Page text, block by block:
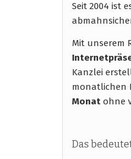
Seit 2004 ist
Mit unserem
Kanzlei
monatlichen
Monatohne
Das